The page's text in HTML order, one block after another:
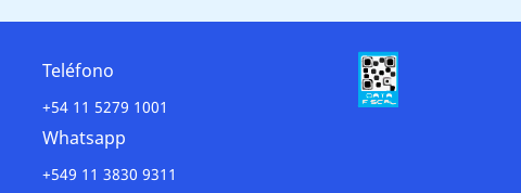
Teléfono
+54 11 5279 1001
Whatsapp
+549 11 3830 9311